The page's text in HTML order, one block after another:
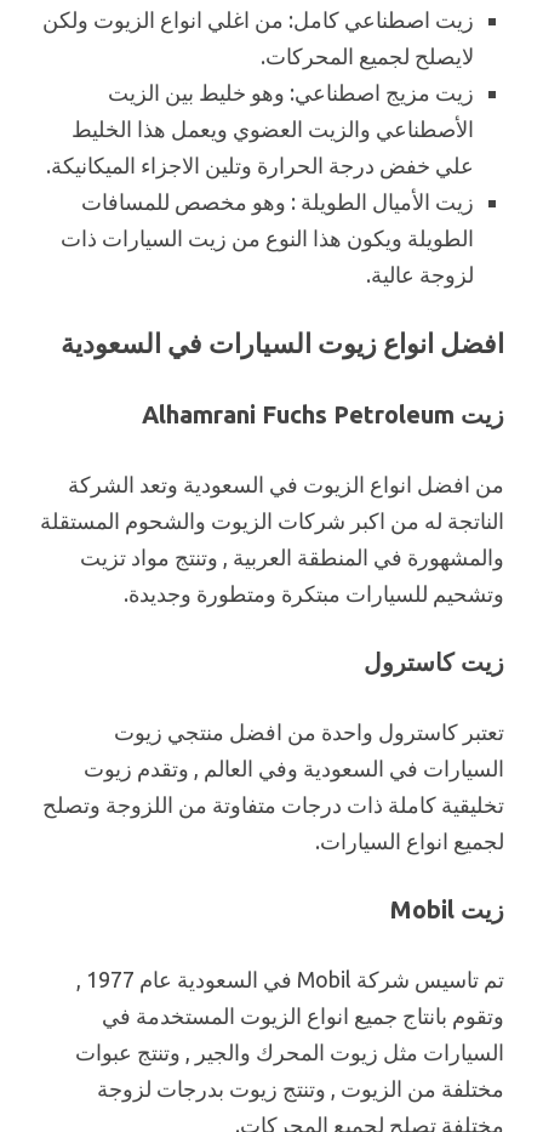
زيت اصطناعي كامل: من اغلي انواع الزيوت ولكن
لايصلح لجميع المحركات.
زيت مزيج اصطناعي: وهو خليط بين الزيت
الأصطناعي والزيت العضوي ويعمل هذا الخليط
علي خفض درجة الحرارة وتلين الاجزاء الميكانيكة.
زيت الأميال الطويلة : وهو مخصص للمسافات
الطويلة ويكون هذا النوع من زيت السيارات ذات
لزوجة عالية.
افضل انواع زيوت السيارات في السعودية
زيت Alhamrani Fuchs Petroleum
من افضل انواع الزيوت في السعودية وتعد الشركة
الناتجة له من اكبر شركات الزيوت والشحوم المستقلة
والمشهورة في المنطقة العربية , وتنتج مواد تزيت
وتشحيم للسيارات مبتكرة ومتطورة وجديدة.
زيت كاسترول
تعتبر كاسترول واحدة من افضل منتجي زيوت
السيارات في السعودية وفي العالم , وتقدم زيوت
تخليقية كاملة ذات درجات متفاوتة من اللزوجة وتصلح
لجميع انواع السيارات.
زيت Mobil
تم تاسيس شركة Mobil في السعودية عام 1977 ,
وتقوم بانتاج جميع انواع الزيوت المستخدمة في
السيارات مثل زيوت المحرك والجير , وتنتج عبوات
مختلفة من الزيوت , وتنتج زيوت بدرجات لزوجة
مختلفة تصلح لجميع المحركات.